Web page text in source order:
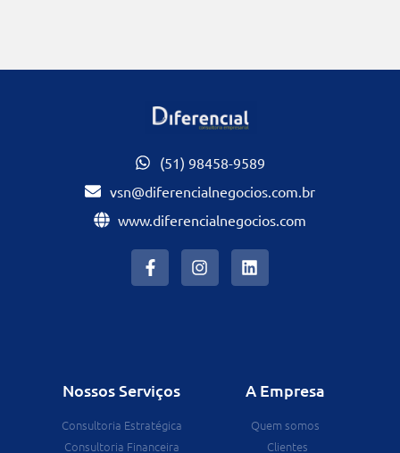
(51) 98458-9589
vsn@diferencialnegocios.com.br
www.diferencialnegocios.com
Nossos Serviços
Consultoria Estratégica
Consultoria Financeira
A Empresa
Quem somos
Clientes